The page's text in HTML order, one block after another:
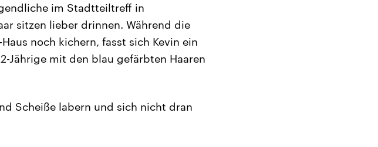
im Stadtteiltreff in
sitzen lieber drinnen. Während die
noch kichern, fasst sich Kevin ein
Jährige mit den blau gefärbten Haaren
Scheiße labern und sich nicht dran